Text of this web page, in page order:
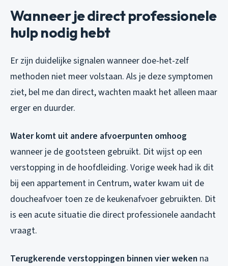
Wanneer je direct professionele
hulp nodig hebt
Er zijn duidelijke signalen wanneer doe-het-zelf
methoden niet meer volstaan. Als je deze symptomen
ziet, bel me dan direct, wachten maakt het alleen maar
erger en duurder.
Water komt uit andere afvoerpunten omhoog
wanneer je de gootsteen gebruikt. Dit wijst op een
verstopping in de hoofdleiding. Vorige week had ik dit
bij een appartement in Centrum, water kwam uit de
doucheafvoer toen ze de keukenafvoer gebruikten. Dit
is een acute situatie die direct professionele aandacht
vraagt.
Terugkerende verstoppingen binnen vier weken na